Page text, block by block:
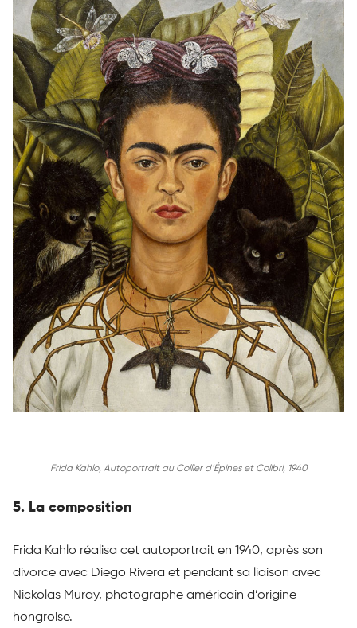
Frida Kahlo, Autoportrait au Collier d’Épines et Colibri, 1940
5. La composition
Frida Kahlo réalisa cet autoportrait en 1940, après son
divorce avec Diego Rivera et pendant sa liaison avec
Nickolas Muray, photographe américain d’origine
hongroise.